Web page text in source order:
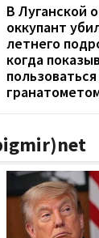
В Луганской
оккупант
летнего
когда
пользоваться